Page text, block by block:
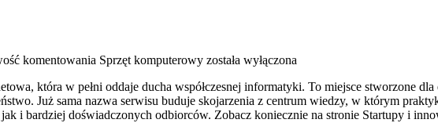
komentowania Sprzęt komputerowy została wyłączona
która w pełni oddaje ducha współczesnej informatyki. To miejsce stworzone
Już sama nazwa serwisu buduje skojarzenia z centrum wiedzy, w którym
i bardziej doświadczonych odbiorców. Zobacz koniecznie na stronie Startupy i